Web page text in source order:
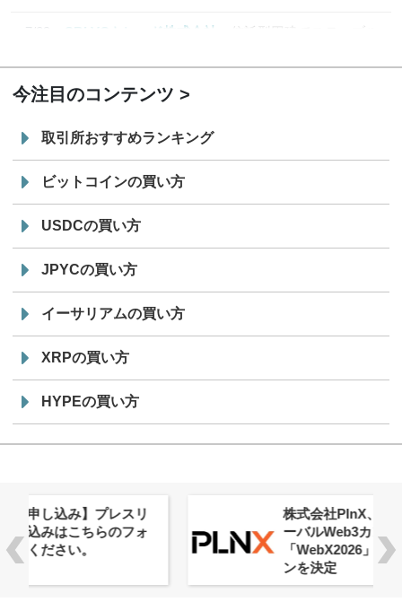
7/29
SBI VCトレード株式会社
信託型円建てステーブル
今注目のコンテンツ
取引所おすすめランキング
ビットコインの買い方
USDCの買い方
JPYCの買い方
イーサリアムの買い方
XRPの買い方
HYPEの買い方
株式会社PlnX、アジア最大級のグロ
ーバルWeb3カンファレンス
「WebX2026」とのコラボレーショ